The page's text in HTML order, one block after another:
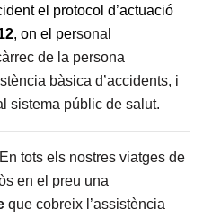
el protocol d’actuació
, on el personal
de la persona
bàsica d’accidents, i
sistema públic de salut.
En tots els nostres viatges de
en el preu una
que cobreix l’assistència